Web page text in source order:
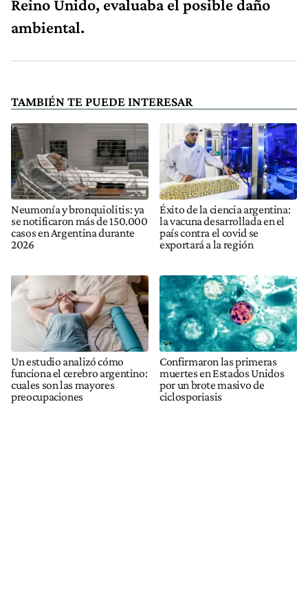
Reino Unido, evaluaba el posible daño
ambiental.
TAMBIÉN TE PUEDE INTERESAR
Neumonía y bronquiolitis: ya
se notificaron más de 150.000
casos en Argentina durante
2026
Éxito de la ciencia argentina:
la vacuna desarrollada en el
país contra el covid se
exportará a la región
Un estudio analizó cómo
funciona el cerebro argentino:
cuales son las mayores
preocupaciones
Confirmaron las primeras
muertes en Estados Unidos
por un brote masivo de
ciclosporiasis